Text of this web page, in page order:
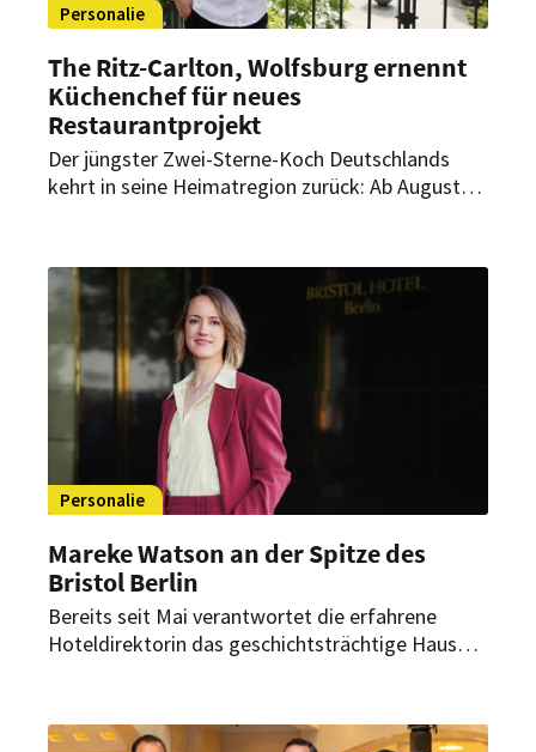
Personalie
The Ritz-Carlton, Wolfsburg ernennt
Küchenchef für neues
Restaurantprojekt
Der jüngster Zwei-Sterne-Koch Deutschlands
kehrt in seine Heimatregion zurück: Ab August
Restaurantprojekts im The Ritz-Carlton,
Wolfsburg.
Personalie
Mareke Watson an der Spitze des
Bristol Berlin
Bereits seit Mai verantwortet die erfahrene
Hoteldirektorin das geschichtsträchtige Haus
Collection.